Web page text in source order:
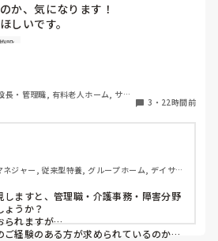
か、気になります！
しいです。
地元でご飯した時に、その人が介護
て、その時はあまり興味もてず、聞
中にたまたま街でその人と会って、
みたら、実際に現場を見て素敵だと
設
長・管理職, 有料老人ホーム, サー
3 ・ 22時間前
ジャー, 従来型特養, グループホーム, デイサー
しますと、管理職・介護事務・障害分野
ょうか？
られますが…
ご経験のある方が求められているのか、